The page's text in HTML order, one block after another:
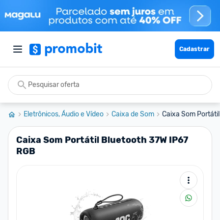
Cadastrar
Eletrônicos, Áudio e Vídeo Caixa de Som Caixa Som
Caixa Som Portátil Bluetooth 37W IP67
RGB